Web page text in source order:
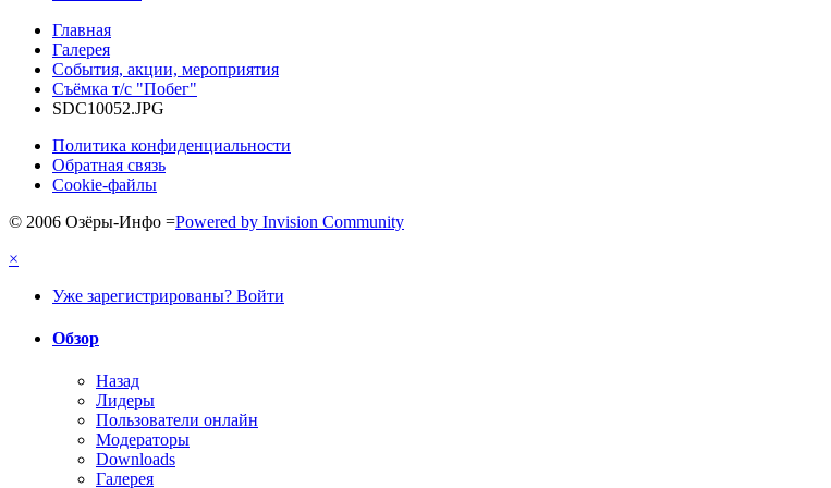
Главная
Галерея
События, акции, мероприятия
Съёмка т/с "Побег"
SDC10052.JPG
Политика конфиденциальности
Обратная связь
Cookie-файлы
© 2006 Озёры-Инфо =Powered by Invision Community
×
Уже зарегистрированы? Войти
Обзор
Назад
Лидеры
Пользователи онлайн
Модераторы
Downloads
Галерея